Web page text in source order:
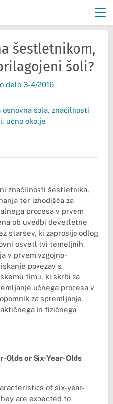
šestletnikom,
šoli?
delo 3-4/2016
šola, značilnosti
, učno okolje
značilnosti šestletnika,
ter izhodišča za
procesa v prvem
ob uvedbi devetletne
staršev, ki zaprosijo odlog
osvetlitvi temeljnih
v prvem vzgojno-
povezav s
timu, ki skrbi za
učnega procesa v
za spremljanje
in fizičnega
Olds or Six-Year-Olds
of six-year-
are expected to